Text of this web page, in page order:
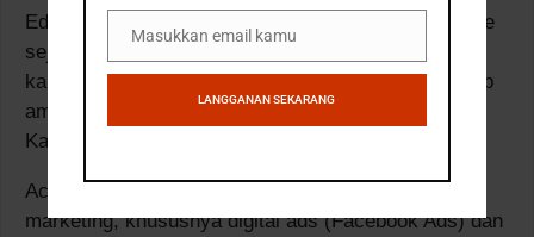
Edukasi yang secara reguler diadakan oleh Komerce
sejak Desember 2018 hingga bulan Maret 2020
karena pandemi COVID-19. Setelah situasi dianggap
aman, Komerce bersama dengan UNSOED melalui
Kampus Komerce kembali mengadakan acara ini.
Acara ini berisi kegiatan pelatihan skill digital
marketing, khususnya digital ads (Facebook Ads) dan
Email
Masukkan email kamu
LANGGANAN SEKARANG